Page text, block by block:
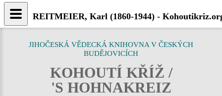
JIHOČESKÁ VĚDECKÁ KNIHOVNA V ČESKÝCH
BUDĚJOVICÍCH
KOHOUTÍ KŘÍŽ /
'S HOHNAKREIZ
REITMEIER, Karl (1860-1944) -